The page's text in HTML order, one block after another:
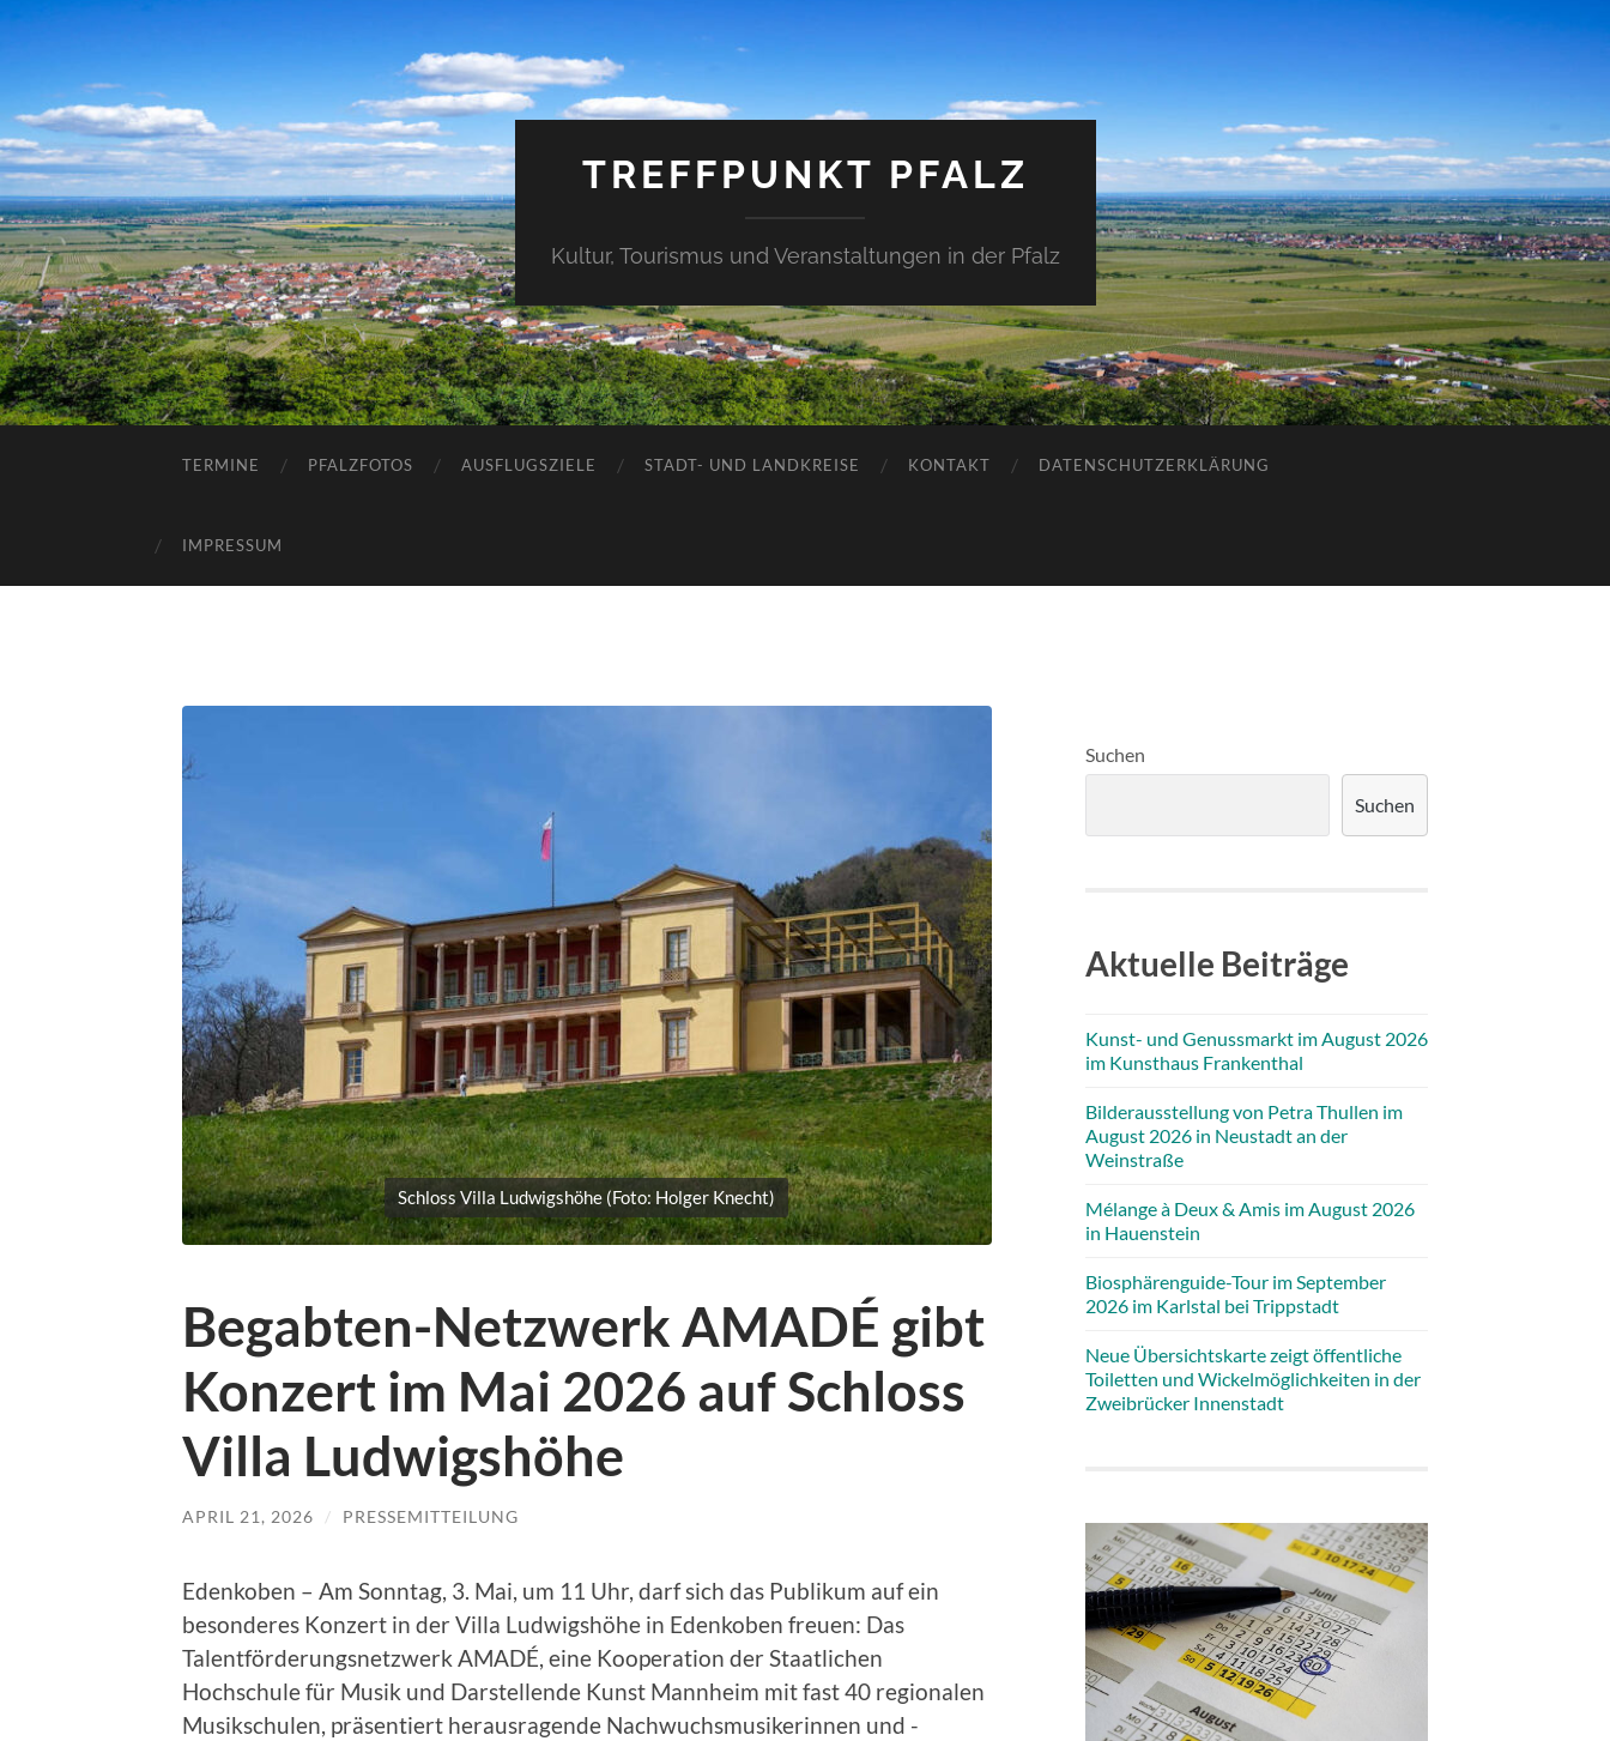
TREFFPUNKT PFALZ
Kultur, Tourismus und Veranstaltungen in der Pfalz
TERMINE PFALZFOTOS AUSFLUGSZIELE STADT- UND LANDKREISE KONTAKT DATENSCHUTZERKLÄRUNG
IMPRESSUM
Schloss Villa Ludwigshöhe (Foto: Holger Knecht)
Begabten-Netzwerk AMADÉ gibt
Konzert im Mai 2026 auf Schloss
Villa Ludwigshöhe
APRIL 21, 2026 / PRESSEMITTEILUNG
Edenkoben – Am Sonntag, 3. Mai, um 11 Uhr, darf sich das Publikum auf ein
besonderes Konzert in der Villa Ludwigshöhe in Edenkoben freuen: Das
Talentförderungsnetzwerk AMADÉ, eine Kooperation der Staatlichen
Hochschule für Musik und Darstellende Kunst Mannheim mit fast 40 regionalen
Musikschulen, präsentiert herausragende Nachwuchsmusikerinnen und -
Suchen
Suchen
Aktuelle Beiträge
Kunst- und Genussmarkt im August 2026
im Kunsthaus Frankenthal
Bilderausstellung von Petra Thullen im
August 2026 in Neustadt an der
Weinstraße
Mélange à Deux & Amis im August 2026
in Hauenstein
Biosphärenguide-Tour im September
2026 im Karlstal bei Trippstadt
Neue Übersichtskarte zeigt öffentliche
Toiletten und Wickelmöglichkeiten in der
Zweibrücker Innenstadt